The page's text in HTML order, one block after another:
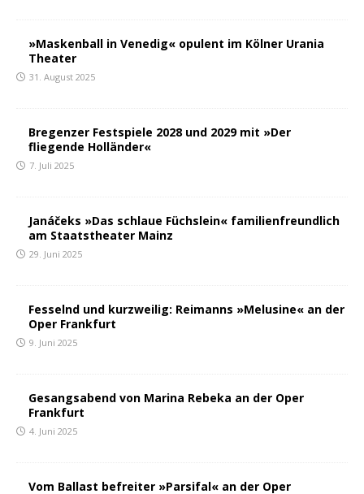
»Maskenball in Venedig« opulent im Kölner Urania
Theater
31. August 2025
Bregenzer Festspiele 2028 und 2029 mit »Der
fliegende Holländer«
7. Juli 2025
Janáčeks »Das schlaue Füchslein« familienfreundlich
am Staatstheater Mainz
29. Juni 2025
Fesselnd und kurzweilig: Reimanns »Melusine« an der
Oper Frankfurt
9. Juni 2025
Gesangsabend von Marina Rebeka an der Oper
Frankfurt
4. Juni 2025
Vom Ballast befreiter »Parsifal« an der Oper